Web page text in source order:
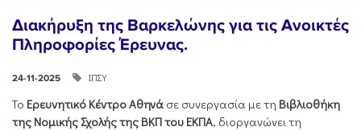
Διακήρυξη της Βαρκελώνης για τις Ανοικτές
Πληροφορίες Έρευνας.
24-11-2025 ΙΠΣΥ
Το Ερευνητικό Κέντρο Αθηνά σε συνεργασία με τη Βιβλιοθήκη
της Νομικής Σχολής της ΒΚΠ του ΕΚΠΑ, διοργανώνει τη